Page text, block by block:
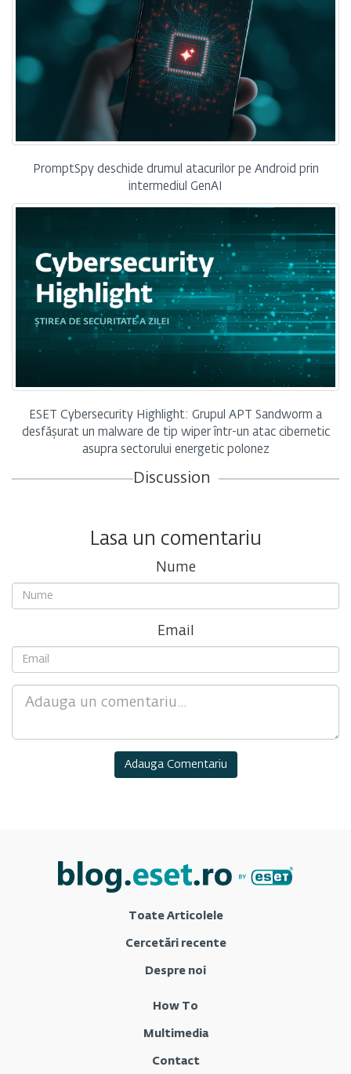
PromptSpy deschide drumul atacurilor pe Android prin
intermediul GenAI
ESET Cybersecurity Highlight: Grupul APT Sandworm a
desfășurat un malware de tip wiper într-un atac cibernetic
asupra sectorului energetic polonez
Discussion
Lasa un comentariu
Nume
Email
Toate Articolele
Cercetări recente
Despre noi
How To
Multimedia
Contact